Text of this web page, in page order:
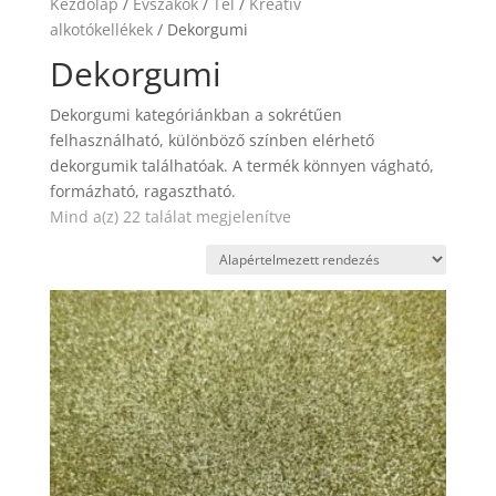
alkotókellékek/ Dekorgumi
Dekorgumi
Dekorgumi kategóriánkban a sokrétűen
felhasználható, különböző színben elérhető
dekorgumik találhatóak. A termék könnyen vágható,
formázható, ragasztható.
Mind a(z) 22 találat megjelenítve